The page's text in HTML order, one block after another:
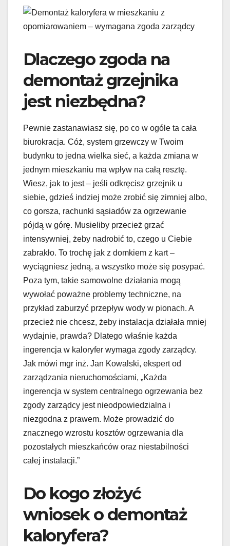
Dlaczego zgoda na
demontaż grzejnika
jest niezbędna?
Pewnie zastanawiasz się, po co w ogóle ta cała
biurokracja. Cóż, system grzewczy w Twoim
budynku to jedna wielka sieć, a każda zmiana w
jednym mieszkaniu ma wpływ na całą resztę.
Wiesz, jak to jest – jeśli odkręcisz grzejnik u
siebie, gdzieś indziej może zrobić się zimniej albo,
co gorsza, rachunki sąsiadów za ogrzewanie
pójdą w górę. Musieliby przecież grzać
intensywniej, żeby nadrobić to, czego u Ciebie
zabrakło. To trochę jak z domkiem z kart –
wyciągniesz jedną, a wszystko może się posypać.
Poza tym, takie samowolne działania mogą
wywołać poważne problemy techniczne, na
przykład zaburzyć przepływ wody w pionach. A
przecież nie chcesz, żeby instalacja działała mniej
wydajnie, prawda? Dlatego właśnie każda
ingerencja w kaloryfer wymaga zgody zarządcy.
Jak mówi mgr inż. Jan Kowalski, ekspert od
zarządzania nieruchomościami, „Każda
ingerencja w system centralnego ogrzewania bez
zgody zarządcy jest nieodpowiedzialna i
niezgodna z prawem. Może prowadzić do
znacznego wzrostu kosztów ogrzewania dla
pozostałych mieszkańców oraz niestabilności
całej instalacji.”
Do kogo złożyć
wniosek o demontaż
kaloryfera?